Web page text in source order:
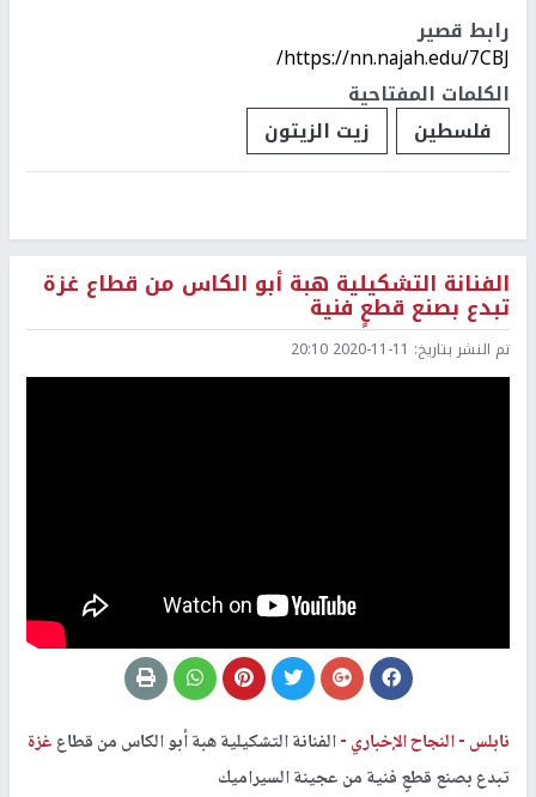
رابط قصير
https://nn.najah.edu/7CBJ/
الكلمات المفتاحية
فلسطين
زيت الزيتون
الفنانة التشكيلية هبة أبو الكاس من قطاع غزة
تبدع بصنع قطعٍ فنية
تم النشر بتاريخ: 2020-11-11 20:10
نابلس -النجاح الإخباري -الفنانة التشكيلية هبة أبو الكاس من قطاعغزة
تبدع بصنع قطعٍ فنية من عجينة السيراميك